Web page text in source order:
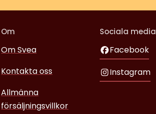
Om
Om Svea
Kontakta oss
Allmänna
försäljningsvillkor
Sociala media
Facebook
Instagram